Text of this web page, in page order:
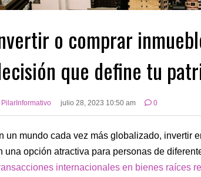
o comprar
que define tu
PilarInformativo julio 28, 2023 10:50 am 0
un mundo cada vez más globalizado, invertir
una opción atractiva para personas de
internacionales en bienes raíces